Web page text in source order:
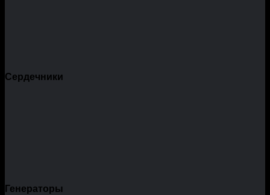
Сердечники
Генераторы